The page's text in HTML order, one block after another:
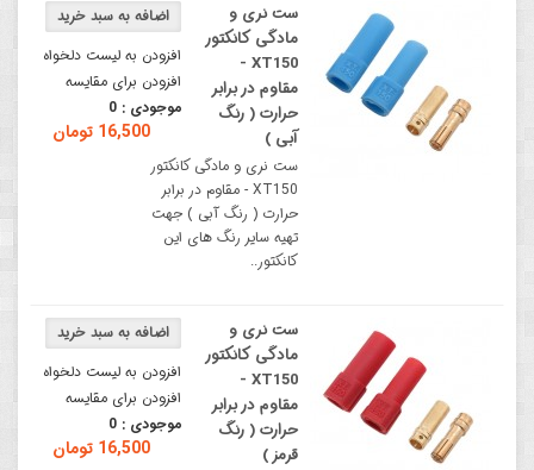
افزودن به لیست دلخواه
افزودن برای مقایسه
موجودی : 0
16,500 تومان
ست نری و
مادگی کانکتور
XT150 -
مقاوم در برابر
حرارت ( رنگ
آبی )
ست نری و مادگی کانکتور
XT150 - مقاوم در برابر
حرارت ( رنگ آبی ) جهت
تهیه سایر رنگ های این
کانکتور..
افزودن به لیست دلخواه
افزودن برای مقایسه
موجودی : 0
16,500 تومان
ست نری و
مادگی کانکتور
XT150 -
مقاوم در برابر
حرارت ( رنگ
قرمز )